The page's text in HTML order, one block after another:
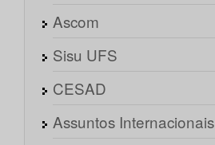
Ascom
Sisu UFS
CESAD
Assuntos Internacionais